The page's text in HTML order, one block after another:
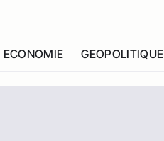
ECONOMIE GEOPOLITIQUE